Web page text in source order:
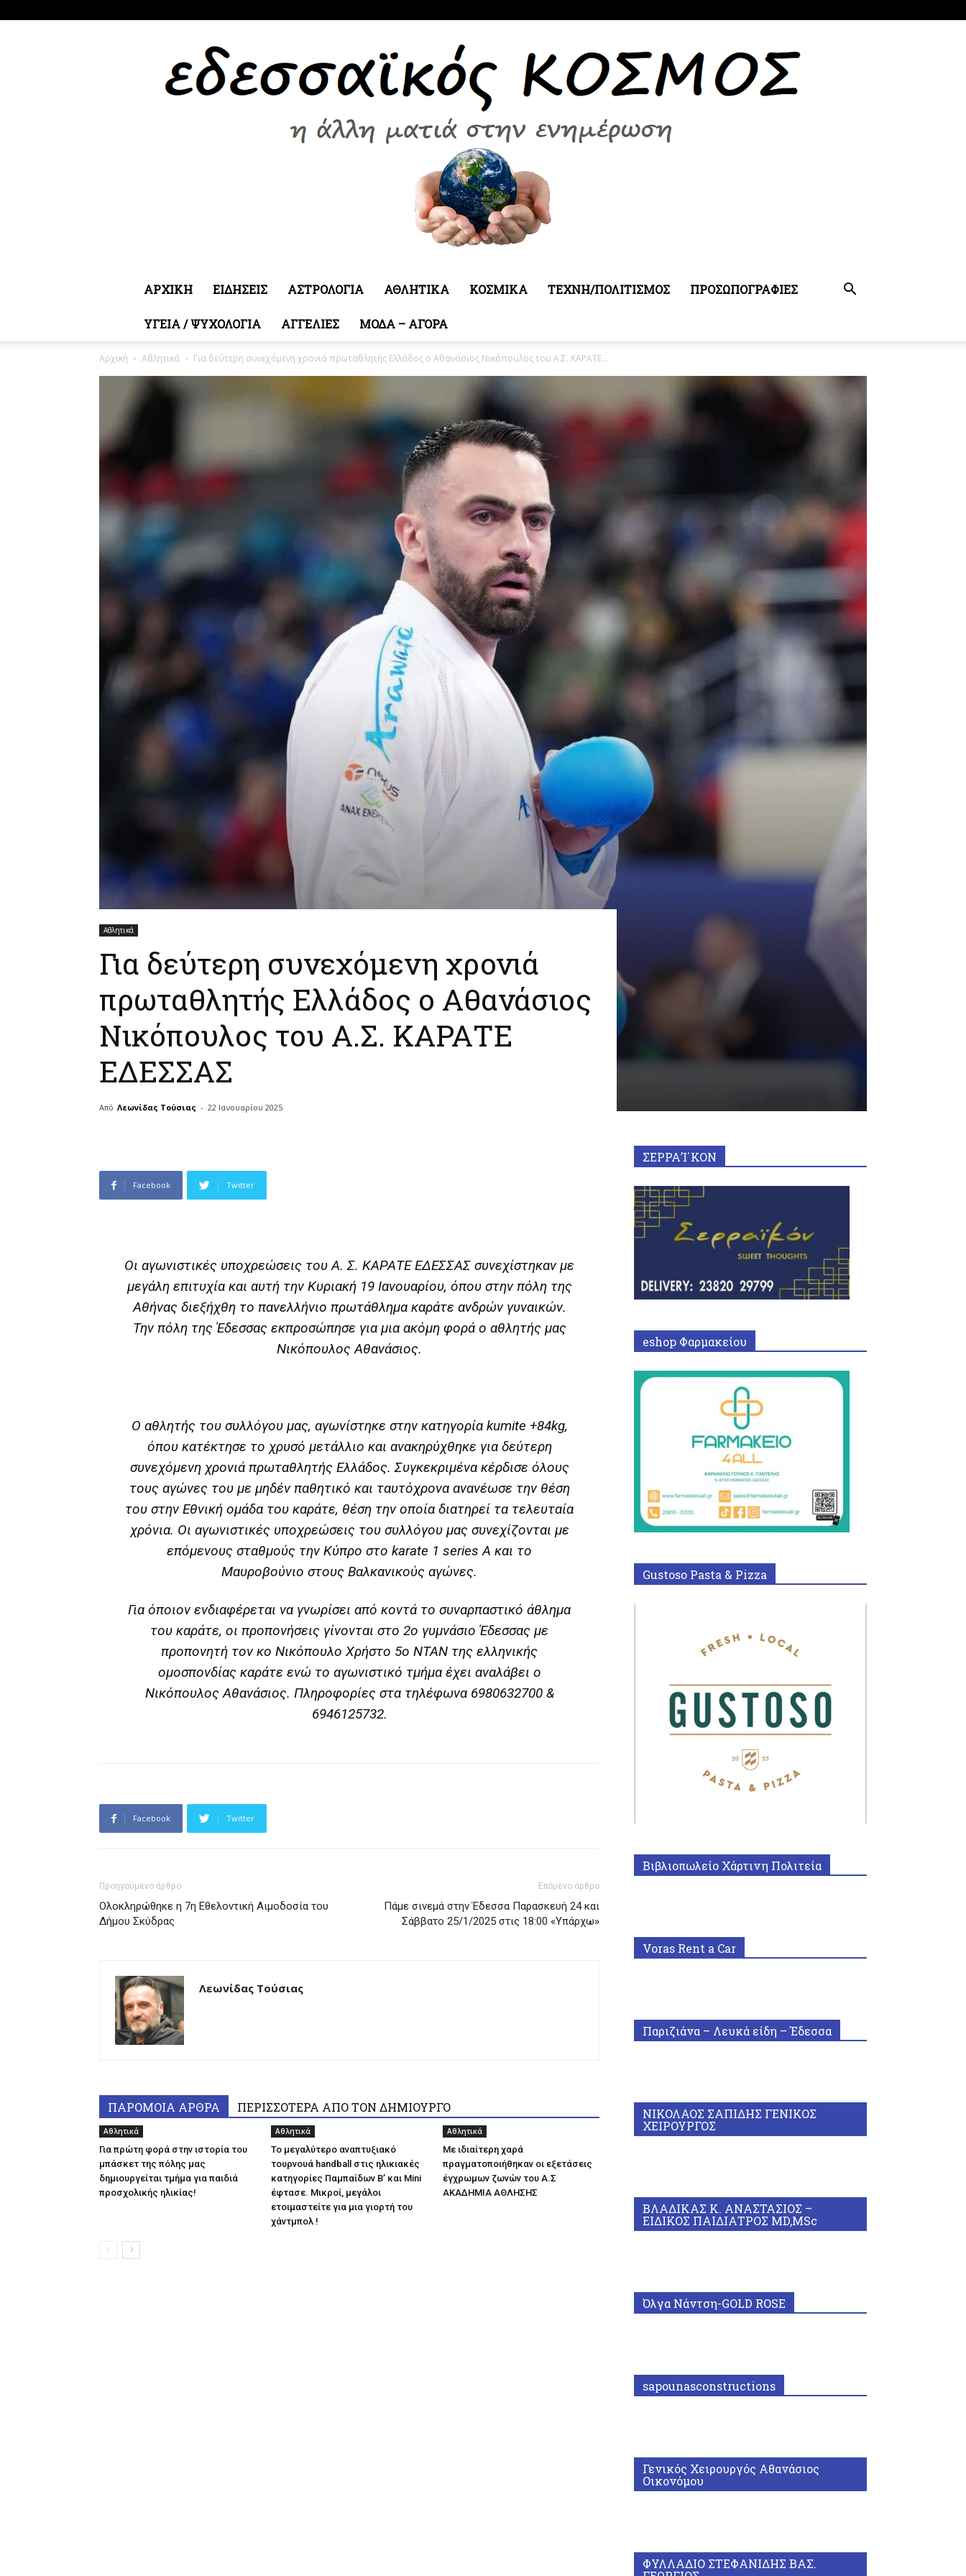
ΑΡΧΙΚΗ ΕΙΔΗΣΕΙΣ ΑΣΤΡΟΛΟΓΙΑ ΑΘΛΗΤΙΚΑ ΚΟΣΜΙΚΑ ΤΕΧΝΗ/ΠΟΛΙΤΙΣΜΟΣ ΠΡΟΣΩΠΟΓΡΑΦΙΕΣ
ΥΓΕΙΑ / ΨΥΧΟΛΟΓΙΑ ΑΓΓΕΛΙΕΣ ΜΟΔΑ – ΑΓΟΡΑ
Αρχική Αθλητικά Για δεύτερη συνεχόμενη χρονιά πρωταθλητής Ελλάδος ο Αθανάσιος Νικόπουλος του Α.Σ. ΚΑΡΑΤΕ...
Αθλητικά
Για δεύτερη συνεχόμενη χρονιά
πρωταθλητής Ελλάδος ο Αθανάσιος
Νικόπουλος του Α.Σ. ΚΑΡΑΤΕ
ΕΔΕΣΣΑΣ
Από Λεωνίδας Τούσιας - 22 Ιανουαρίου 2025
Facebook Twitter
Οι αγωνιστικές υποχρεώσεις του Α. Σ. ΚΑΡΑΤΕ ΕΔΕΣΣΑΣ συνεχίστηκαν με
μεγάλη επιτυχία και αυτή την Κυριακή 19 Ιανουαρίου, όπου στην πόλη της
Αθήνας διεξήχθη το πανελλήνιο πρωτάθλημα καράτε ανδρών γυναικών.
Την πόλη της Έδεσσας εκπροσώπησε για μια ακόμη φορά ο αθλητής μας
Νικόπουλος Αθανάσιος.
Ο αθλητής του συλλόγου μας, αγωνίστηκε στην κατηγορία kumite +84kg,
όπου κατέκτησε το χρυσό μετάλλιο και ανακηρύχθηκε για δεύτερη
συνεχόμενη χρονιά πρωταθλητής Ελλάδος. Συγκεκριμένα κέρδισε όλους
τους αγώνες του με μηδέν παθητικό και ταυτόχρονα ανανέωσε την θέση
του στην Εθνική ομάδα του καράτε, θέση την οποία διατηρεί τα τελευταία
χρόνια. Oι αγωνιστικές υποχρεώσεις του συλλόγου μας συνεχίζονται με
επόμενους σταθμoύς την Κύπρο στο karate 1 series A και το
Μαυροβούνιο στους Βαλκανικούς αγώνες.
Για όποιον ενδιαφέρεται να γνωρίσει από κοντά το συναρπαστικό άθλημα
του καράτε, οι προπονήσεις γίνονται στο 2ο γυμνάσιο Έδεσσας με
προπονητή τον κο Νικόπουλο Χρήστο 5ο ΝΤΑΝ της ελληνικής
ομοσπονδίας καράτε ενώ το αγωνιστικό τμήμα έχει αναλάβει ο
Νικόπουλος Αθανάσιος. Πληροφορίες στα τηλέφωνα 6980632700 &
6946125732.
Facebook Twitter
Προηγούμενο άρθρο
Ολοκληρώθηκε η 7η Εθελοντική Αιμοδοσία του
Δήμου Σκύδρας
Επόμενο άρθρο
Πάμε σινεμά στην Έδεσσα Παρασκευή 24 και
Σάββατο 25/1/2025 στις 18:00 «Υπάρχω»
Λεωνίδας Τούσιας
ΠΑΡΟΜΟΙΑ ΑΡΘΡΑ ΠΕΡΙΣΣΟΤΕΡΑ ΑΠΟ ΤΟΝ ΔΗΜΙΟΥΡΓΟ
Αθλητικά
Για πρώτη φορά στην ιστορία του
μπάσκετ της πόλης μας
δημιουργείται τμήμα για παιδιά
προσχολικής ηλικίας!
Αθλητικά
Το μεγαλύτερο αναπτυξιακό
τουρνουά handball στις ηλικιακές
κατηγορίες Παμπαίδων Β’ και Mini
έφτασε. Μικροί, μεγάλοι
ετοιμαστείτε για μια γιορτή του
χάντμπολ !
Αθλητικά
Με ιδιαίτερη χαρά
πραγματοποιήθηκαν οι εξετάσεις
έγχρωμων ζωνών του Α.Σ
ΑΚΑΔΗΜΙΑ ΑΘΛΗΣΗΣ
ΣΕΡΡΑ’Ι΄ΚΟΝ
eshop Φαρμακείου
Gustoso Pasta & Pizza
Βιβλιοπωλείο Χάρτινη Πολιτεία
Voras Rent a Car
Παριζιάνα – Λευκά είδη – Έδεσσα
ΝΙΚΟΛΑΟΣ ΣΑΠΙΔΗΣ ΓΕΝΙΚΟΣ
ΧΕΙΡΟΥΡΓΟΣ
ΒΛΑΔΙΚΑΣ Κ. ΑΝΑΣΤΑΣΙΟΣ –
ΕΙΔΙΚΟΣ ΠΑΙΔΙΑΤΡΟΣ MD,MSc
Όλγα Νάντση-GOLD ROSE
sapounasconstructions
Γενικός Χειρουργός Αθανάσιος
Οικονόμου
ΦΥΛΛΑΔΙΟ ΣΤΕΦΑΝΙΔΗΣ ΒΑΣ.